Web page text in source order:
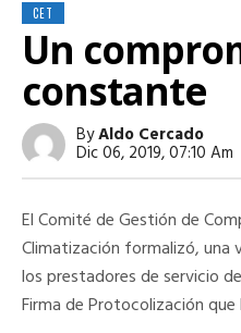
CET
Un
constante
ByAldo Cercado
Dic 06, 2019, 07:10 Am
El Comité de Gestión de
Climatización formalizó, una
los prestadores de servicio
Firma de Protocolización